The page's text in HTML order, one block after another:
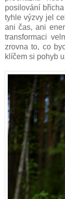
posilování
tyhle výzvy jel
ani čas, ani
transformaci
zrovna to, co
klíčem si pohyb